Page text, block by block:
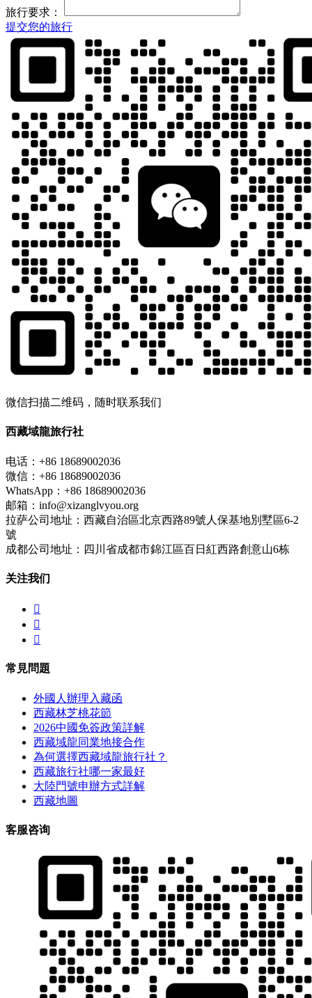
旅行要求：
提交您的旅行
微信扫描二维码，随时联系我们
西藏域龍旅行社
电话：+86 18689002036
微信：+86 18689002036
WhatsApp：+86 18689002036
邮箱：info@xizanglvyou.org
拉萨公司地址：西藏自治區北京西路89號人保基地別墅區6-2
號
成都公司地址：四川省成都市錦江區百日紅西路創意山6栋
关注我们



常見問題
外國人辦理入藏函
西藏林芝桃花節
2026中國免簽政策詳解
西藏域龍同業地接合作
為何選擇西藏域龍旅行社？
西藏旅行社哪一家最好
大陸門號申辦方式詳解
西藏地圖
客服咨询